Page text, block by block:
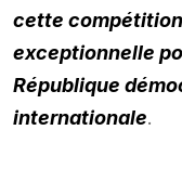
cette
exceptionnelle
République
internationale.